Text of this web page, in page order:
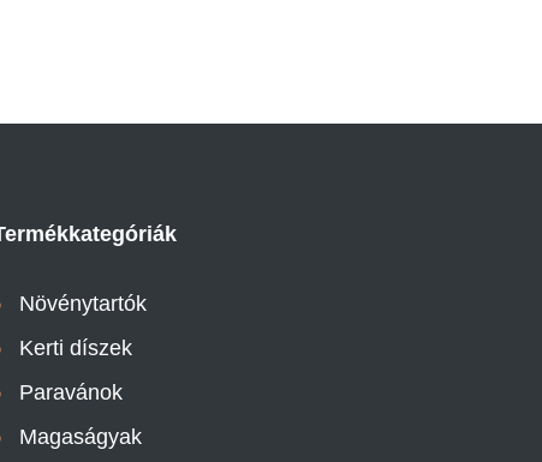
Növénytartók
Kerti díszek
Paravánok
Magaságyak